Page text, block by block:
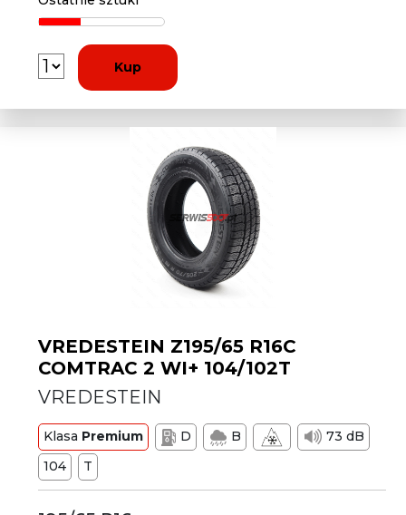
Kup
VREDESTEIN Z195/65 R16C
COMTRAC 2 WI+ 104/102T
VREDESTEIN
Klasa Premium D B
73 dB
104
T